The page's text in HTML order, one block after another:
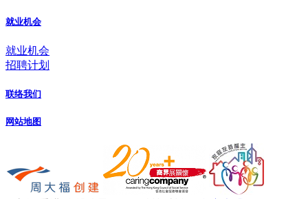
就业机会
就业机会
招聘计划
联络我们
网站地图